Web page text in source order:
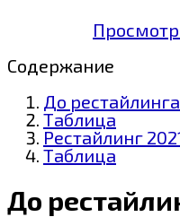
Содержание
До
Таблица
Рестайлинг
Таблица
До